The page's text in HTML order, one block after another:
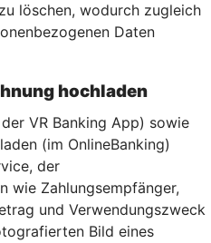
löschen, wodurch zugleich
Daten
hochladen
VR Banking App) sowie
(im OnlineBanking)
der
wie Zahlungsempfänger,
und Verwendungszweck
Bild eines